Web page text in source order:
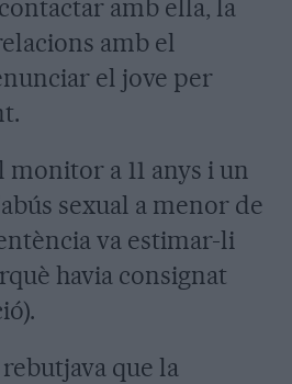
amb ella, la
amb el
el jove per
a 11 anys i un
sexual a menor de
va estimar-li
havia consignat
que la